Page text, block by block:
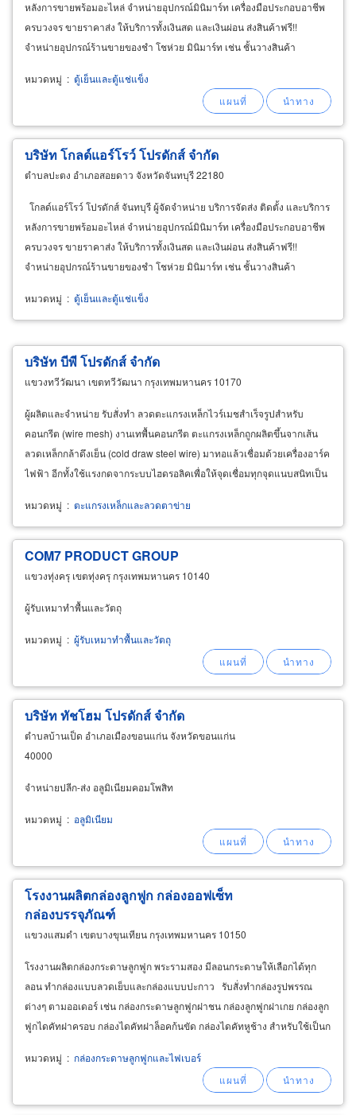
หลังการขายพร้อมอะไหล่ จำหน่ายอุปกรณ์มินิมาร์ท เครื่องมือประกอบอาชีพ
ครบวงจร ขายราคาส่ง ให้บริการทั้งเงินสด และเงินผ่อน ส่งสินค้าฟรี!!
จำหน่ายอุปกรณ์ร้านขายของชำ โชห่วย มินิมาร์ท เช่น ชั้นวางสินค้า
หมวดหมู่ : ตู้เย็นและตู้แช่แข็ง
บริษัท โกลด์แอร์โรว์ โปรดักส์ จำกัด
ตำบลปะตง อำเภอสอยดาว จังหวัดจันทบุรี 22180
โกลด์แอร์โรว์ โปรดักส์ จันทบุรี ผู้จัดจำหน่าย บริการจัดส่ง ติดตั้ง และบริการ
หลังการขายพร้อมอะไหล่ จำหน่ายอุปกรณ์มินิมาร์ท เครื่องมือประกอบอาชีพ
ครบวงจร ขายราคาส่ง ให้บริการทั้งเงินสด และเงินผ่อน ส่งสินค้าฟรี!!
จำหน่ายอุปกรณ์ร้านขายของชำ โชห่วย มินิมาร์ท เช่น ชั้นวางสินค้า
หมวดหมู่ : ตู้เย็นและตู้แช่แข็ง
บริษัท บีพี โปรดักส์ จำกัด
แขวงทวีวัฒนา เขตทวีวัฒนา กรุงเทพมหานคร 10170
ผู้ผลิตและจำหน่าย รับสั่งทำ ลวดตะแกรงเหล็กไวร์เมชสำเร็จรูปสำหรับ
คอนกรีต (wire mesh) งานเทพื้นคอนกรีต ตะแกรงเหล็กถูกผลิตขึ้นจากเส้น
ลวดเหล็กกล้าดึงเย็น (cold draw steel wire) มาทอแล้วเชื่อมด้วยเครื่องอาร์ค
ไฟฟ้า อีกทั้งใช้แรงกดจากระบบไฮดรอลิคเพื่อให้จุดเชื่อมทุกจุดแนบสนิทเป็น
หมวดหมู่ : ตะแกรงเหล็กและลวดตาข่าย
COM7 PRODUCTGROUP
แขวงทุ่งครุ เขตทุ่งครุ กรุงเทพมหานคร 10140
ผู้รับเหมาทำพื้นและวัตถุ
หมวดหมู่ : ผู้รับเหมาทำพื้นและวัตถุ
บริษัท ทัชโฮม โปรดักส์ จำกัด
ตำบลบ้านเป็ด อำเภอเมืองขอนแก่น จังหวัดขอนแก่น
40000
จำหน่ายปลีก-ส่ง อลูมิเนียมคอมโพสิท
หมวดหมู่ : อลูมิเนียม
โรงงานผลิตกล่องลูกฟูก กล่องออฟเซ็ท
กล่องบรรจุภัณฑ์
แขวงแสมดำ เขตบางขุนเทียน กรุงเทพมหานคร 10150
โรงงานผลิตกล่องกระดาษลูกฟูก พระรามสอง มีลอนกระดาษให้เลือกได้ทุก
ลอน ทำกล่องแบบลวดเย็บและกล่องแบบปะกาว รับสั่งทำกล่องรูปพรรณ
ต่างๆ ตามออเดอร์ เช่น กล่องกระดาษลูกฟูกฝาชน กล่องลูกฟูกฝาเกย กล่องลูก
ฟูกไดคัทฝาครอบ กล่องไดคัทฝาล็อคก้นขัด กล่องไดคัทหูช้าง สำหรับใช้เป็นก
หมวดหมู่ : กล่องกระดาษลูกฟูกและไฟเบอร์